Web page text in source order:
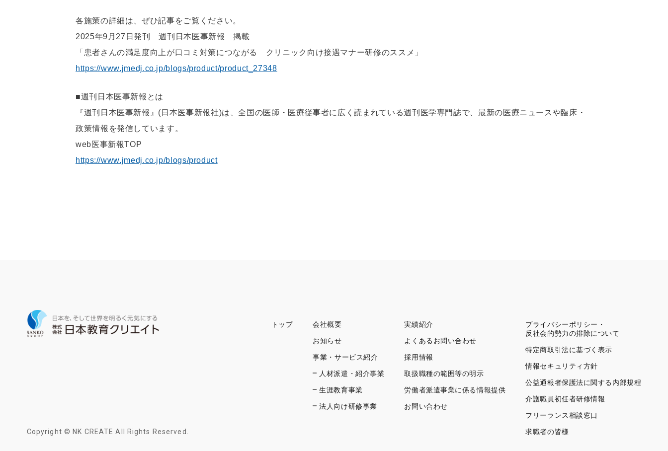
各施策の詳細は、ぜひ記事をご覧ください。
2025年9月27日発刊 週刊日本医事新報 掲載
「患者さんの満足度向上が口コミ対策につながる クリニック向け接遇マナー研修のススメ」
https://www.jmedj.co.jp/blogs/product/product_27348
■週刊日本医事新報とは
『週刊日本医事新報』(日本医事新報社)は、全国の医師・医療従事者に広く読まれている週刊医学専門誌で、最新の医療ニュースや臨床・
政策情報を発信しています。
web医事新報TOP
https://www.jmedj.co.jp/blogs/product
Copyright © NK CREATE All Rights Reserved.
トップ 会社概要
お知らせ
事業・サービス紹介
人材派遣・紹介事業
生涯教育事業
法人向け研修事業
実績紹介
よくあるお問い合わせ
採用情報
取扱職種の範囲等の明示
労働者派遣事業に係る情報提供
お問い合わせ
プライバシーポリシー・
反社会的勢力の排除について
特定商取引法に基づく表示
情報セキュリティ方針
公益通報者保護法に関する内部規程
介護職員初任者研修情報
フリーランス相談窓口
求職者の皆様